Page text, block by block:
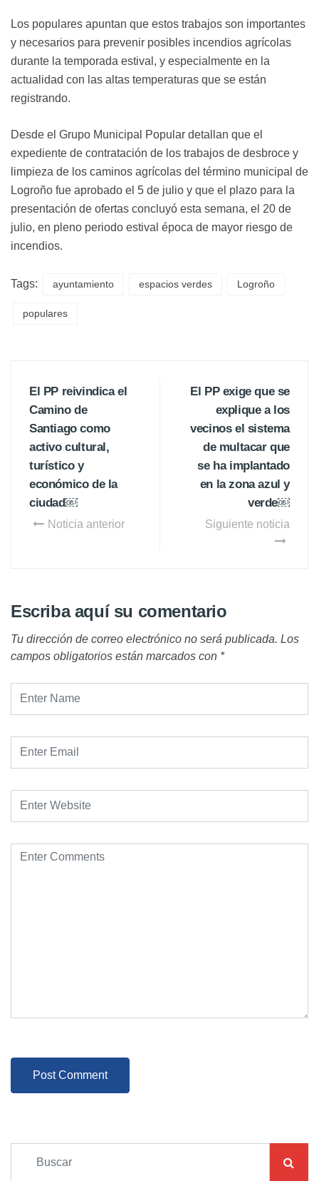
Los populares apuntan que estos trabajos son importantes
y necesarios para prevenir posibles incendios agrícolas
durante la temporada estival, y especialmente en la
actualidad con las altas temperaturas que se están
registrando.
Desde el Grupo Municipal Popular detallan que el
expediente de contratación de los trabajos de desbroce y
limpieza de los caminos agrícolas del término municipal de
Logroño fue aprobado el 5 de julio y que el plazo para la
presentación de ofertas concluyó esta semana, el 20 de
julio, en pleno periodo estival época de mayor riesgo de
incendios.
Tags: ayuntamiento espacios verdes Logroño
populares
El PP reivindica el
Camino de
Santiago como
activo cultural,
turístico y
económico de la
ciudad￼
Noticia anterior
El PP exige que se
explique a los
vecinos el sistema
de multacar que
se ha implantado
en la zona azul y
verde￼
Siguiente noticia
Escriba aquí su comentario
Tu dirección de correo electrónico no será publicada. Los
campos obligatorios están marcados con *